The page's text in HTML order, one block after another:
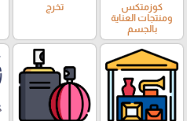
كوزمتكس
ومنتجات العناية
بالجسم
تخرج